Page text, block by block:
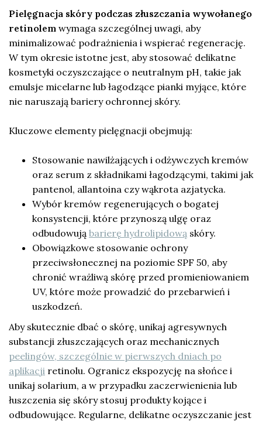
Pielęgnacja skóry podczas złuszczania wywołanego
retinolem wymaga szczególnej uwagi, aby
minimalizować podrażnienia i wspierać regenerację.
W tym okresie istotne jest, aby stosować delikatne
kosmetyki oczyszczające o neutralnym pH, takie jak
emulsje micelarne lub łagodzące pianki myjące, które
nie naruszają bariery ochronnej skóry.
Kluczowe elementy pielęgnacji obejmują:
Stosowanie nawilżających i odżywczych kremów
oraz serum z składnikami łagodzącymi, takimi jak
pantenol, allantoina czy wąkrota azjatycka.
Wybór kremów regenerujących o bogatej
konsystencji, które przynoszą ulgę oraz
odbudowują barierę hydrolipidową skóry.
Obowiązkowe stosowanie ochrony
przeciwsłonecznej na poziomie SPF 50, aby
chronić wrażliwą skórę przed promieniowaniem
UV, które może prowadzić do przebarwień i
uszkodzeń.
Aby skutecznie dbać o skórę, unikaj agresywnych
substancji złuszczających oraz mechanicznych
peelingów, szczególnie w pierwszych dniach po
aplikacji retinolu. Ogranicz ekspozycję na słońce i
unikaj solarium, a w przypadku zaczerwienienia lub
łuszczenia się skóry stosuj produkty kojące i
odbudowujące. Regularne, delikatne oczyszczanie jest